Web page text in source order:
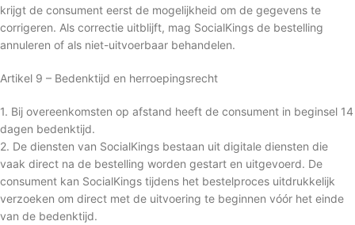
krijgt de consument eerst de mogelijkheid om de gegevens te
corrigeren. Als correctie uitblijft, mag SocialKings de bestelling
annuleren of als niet-uitvoerbaar behandelen.
Artikel 9 – Bedenktijd en herroepingsrecht
1. Bij overeenkomsten op afstand heeft de consument in beginsel 14
dagen bedenktijd.
2. De diensten van SocialKings bestaan uit digitale diensten die
vaak direct na de bestelling worden gestart en uitgevoerd. De
consument kan SocialKings tijdens het bestelproces uitdrukkelijk
verzoeken om direct met de uitvoering te beginnen vóór het einde
van de bedenktijd.